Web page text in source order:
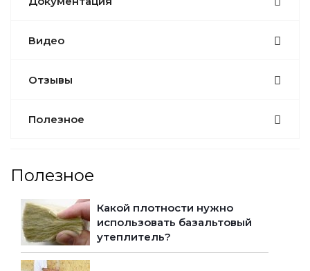
Видео
Отзывы
Полезное
Полезное
Какой плотности нужно
использовать базальтовый
утеплитель?